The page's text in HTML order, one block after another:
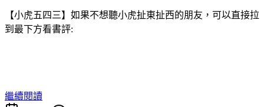
【小虎五四三】如果不想聽小虎扯東扯西的朋友，可以直接拉
到最下方看書評:
繼續閱讀